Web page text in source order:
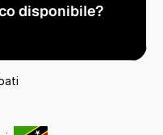
disponibile?